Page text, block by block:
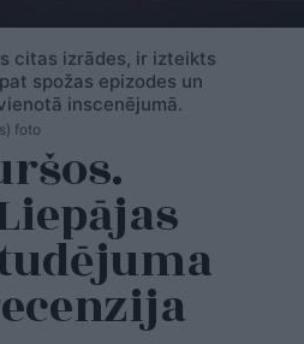
citas izrādes, ir izteikts
spožas epizodes un
inscenējumā.
foto